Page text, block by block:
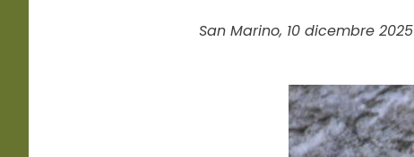
San Marino, 10 dicembre 2025